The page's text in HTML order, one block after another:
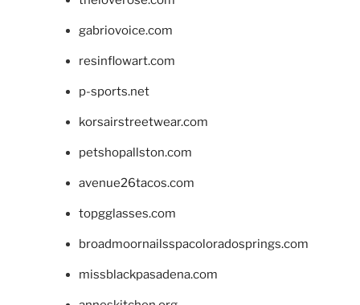
gabriovoice.com
resinflowart.com
p-sports.net
korsairstreetwear.com
petshopallston.com
avenue26tacos.com
topgglasses.com
broadmoornailsspacoloradosprings.com
missblackpasadena.com